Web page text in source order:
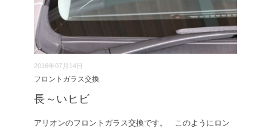
2016年07月14日
フロントガラス交換
長～いヒビ
アリオンのフロントガラス交換です。 このようにロン